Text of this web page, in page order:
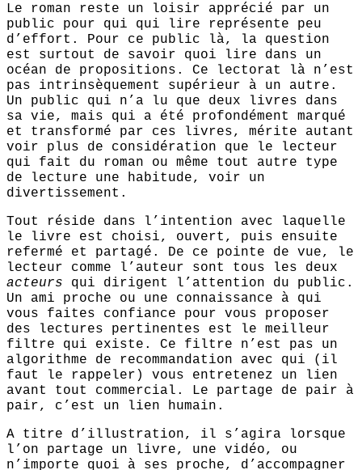
Le roman reste un loisir apprécié par un
public pour qui qui lire représente peu
d’effort. Pour ce public là, la question
est surtout de savoir quoi lire dans un
océan de propositions. Ce lectorat là n’est
pas intrinsèquement supérieur à un autre.
Un public qui n’a lu que deux livres dans
sa vie, mais qui a été profondément marqué
et transformé par ces livres, mérite autant
voir plus de considération que le lecteur
qui fait du roman ou même tout autre type
de lecture une habitude, voir un
divertissement.
Tout réside dans l’intention avec laquelle
le livre est choisi, ouvert, puis ensuite
refermé et partagé. De ce pointe de vue, le
lecteur comme l’auteur sont tous les deux
acteurs qui dirigent l’attention du public.
Un ami proche ou une connaissance à qui
vous faites confiance pour vous proposer
des lectures pertinentes est le meilleur
filtre qui existe. Ce filtre n’est pas un
algorithme de recommandation avec qui (il
faut le rappeler) vous entretenez un lien
avant tout commercial. Le partage de pair à
pair, c’est un lien humain.
A titre d’illustration, il s’agira lorsque
l’on partage un livre, une vidéo, ou
n’importe quoi à ses proche, d’accompagner